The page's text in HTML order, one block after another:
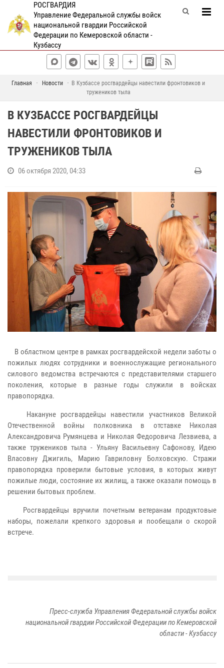
РОСГВАРДИЯ
Управление Федеральной службы войск
национальной гвардии Российской
Федерации по Кемеровской области -
Кузбассу
Главная Новости
В Кузбассе росгвардейцы навестили фронтовиков и
тружеников тыла
В КУЗБАССЕ РОСГВАРДЕЙЦЫ
НАВЕСТИЛИ ФРОНТОВИКОВ И
ТРУЖЕНИКОВ ТЫЛА
06 октября 2020, 04:33
В областном центре в рамках росгвардейской недели заботы о
пожилых людях сотрудники и военнослужащие регионального
силового ведомства встречаются с представителями старшего
поколения, которые в разные годы служили в войсках
правопорядка.
Накануне росгвардейцы навестили участников Великой
Отечественной войны полковника в отставке Николая
Александровича Румянцева и Николая Федоровича Лезвиева, а
также тружеников тыла - Ульяну Васильевну Сафонову, Идею
Власовну Джигиль, Марию Гавриловну Болховскую. Стражи
правопорядка проверили бытовые условия, в которых живут
пожилые люди, состояние их жилищ, а также оказали помощь в
решении бытовых проблем.
Росгвардейцы вручили почетным ветеранам продуктовые
наборы, пожелали крепкого здоровья и пообещали о скорой
встрече.
Пресс-служба Управления Федеральной службы войск
национальной гвардии Российской Федерации по Кемеровской
области - Кузбассу